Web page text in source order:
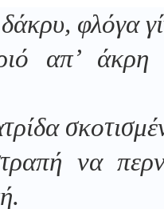
φλόγα
απ’
να